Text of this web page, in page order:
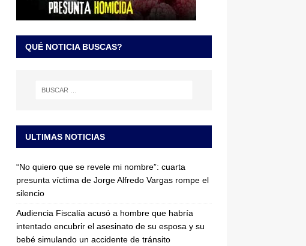
QUÉ NOTICIA BUSCAS?
ULTIMAS NOTICIAS
“No quiero que se revele mi nombre”: cuarta
presunta víctima de Jorge Alfredo Vargas rompe el
silencio
Audiencia Fiscalía acusó a hombre que habría
intentado encubrir el asesinato de su esposa y su
bebé simulando un accidente de tránsito